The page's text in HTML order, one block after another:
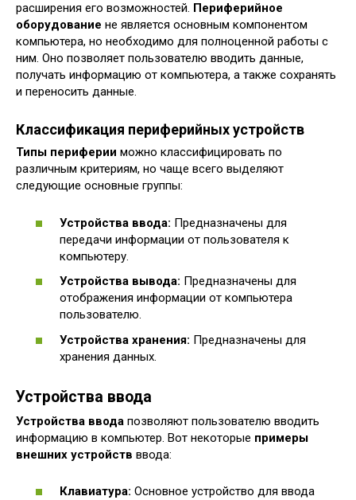
расширения его возможностей. Периферийное
оборудование не является основным компонентом
компьютера, но необходимо для полноценной работы с
ним. Оно позволяет пользователю вводить данные,
получать информацию от компьютера, а также сохранять
и переносить данные.
Классификация периферийных устройств
Типы периферии можно классифицировать по
различным критериям, но чаще всего выделяют
следующие основные группы:
Устройства ввода: Предназначены для
передачи информации от пользователя к
компьютеру.
Устройства вывода: Предназначены для
отображения информации от компьютера
пользователю.
Устройства хранения: Предназначены для
хранения данных.
Устройства ввода
Устройства ввода позволяют пользователю вводить
информацию в компьютер. Вот некоторые примеры
внешних устройств ввода:
Клавиатура: Основное устройство для ввода